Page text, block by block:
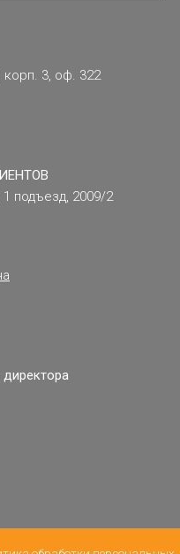
корп. 3, оф. 322
подъезд, 2009/2
директора